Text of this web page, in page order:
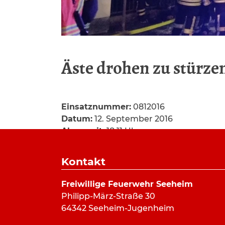
Äste drohen zu
Einsatznummer: 0812016
Datum: 12. September 2016
Alarmzeit:18:11 Uhr
Art:Hilfeleistung
Einsatzort:
Grundweg, Seeheim
Mannschaftsstärke: 20
Fahrzeuge:
ELW (a.D.) , HLF 20/16
Kontakt
Freiwillige Feuerwehr Seeheim
Philipp-März-Straße 30
64342 Seeheim-Jugenheim